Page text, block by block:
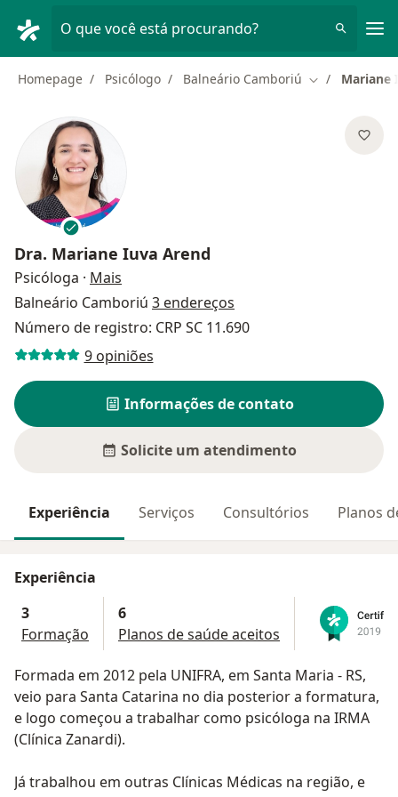
O que você está procurando?
Homepage Psicólogo Balneário Camboriú Mudar deMariane
Dra. Mariane Iuva Arend
Psicóloga · Mais
Balneário Camboriú 3 endereços
Número de registro: CRP SC 11.690
9 opiniões
Informações de contato
Solicite um atendimento
Experiência Serviços Consultórios Planos
Experiência
3
Formação
6
Planos de saúde aceitos
Formada em 2012 pela UNIFRA, em Santa Maria - RS,
veio para Santa Catarina no dia posterior a formatura,
e logo começou a trabalhar como psicóloga na IRMA
(Clínica Zanardi).
Já trabalhou em outras Clínicas Médicas na região, e